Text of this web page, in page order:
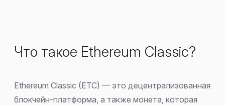
Что такое Ethereum Classic?
Ethereum Classic (ETC) — это децентрализованная
блокчейн-платформа, а также монета, которая